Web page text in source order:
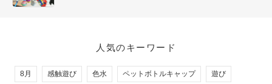
人気のキーワード
8月 感触遊び 色水 ペットボトルキャップ 遊び